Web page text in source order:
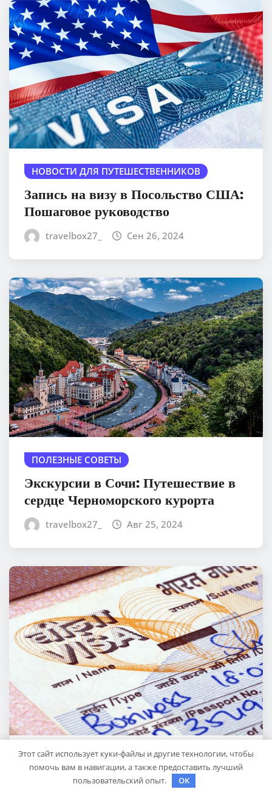
НОВОСТИ ДЛЯ ПУТЕШЕСТВЕННИКОВ
Запись на визу в Посольство США:
Пошаговое руководство
travelbox27_ Сен 26, 2024
ПОЛЕЗНЫЕ СОВЕТЫ
Экскурсии в Сочи: Путешествие в
сердце Черноморского курорта
travelbox27_ Авг 25, 2024
ПОЛЕЗНЫЕ СОВЕТЫ
Визы в Индию: Все, что вам нужно
Этот сайт использует куки-файлы и другие технологии, чтобы
помочь вам в навигации, а также предоставить лучший
пользовательский опыт.
OK